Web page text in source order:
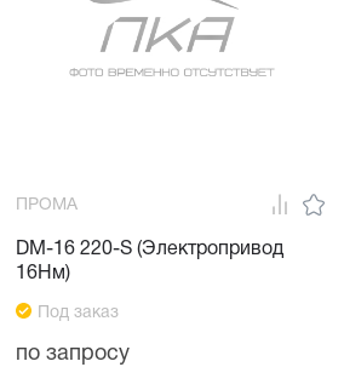
ПРОМА
DM-16 220-S (Электропривод
16Нм)
Под заказ
по запросу